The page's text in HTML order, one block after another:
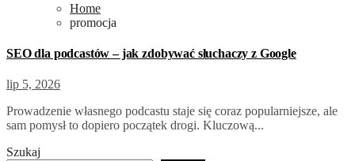
Home
promocja
SEO dla podcastów – jak zdobywać słuchaczy z Google
lip 5, 2026
Prowadzenie własnego podcastu staje się coraz popularniejsze, ale
sam pomysł to dopiero początek drogi. Kluczową...
Szukaj